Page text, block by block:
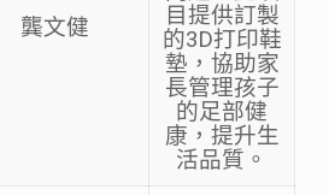
龔文健
目提供訂製
的3D打印鞋
墊，協助家
長管理孩子
的足部健
康，提升生
活品質。